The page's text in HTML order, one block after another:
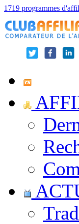
1719 programmes